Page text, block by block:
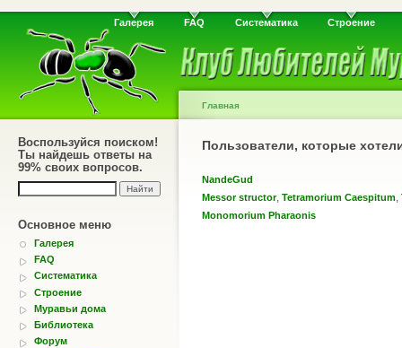
Галерея FAQ Систематика Строение
Воспользуйся поиском!
Ты найдешь ответы на
99% своих вопросов.
Основное меню
Галерея
FAQ
Систематика
Строение
Муравьи дома
Библиотека
Форум
Главная
Пользователи, которые
NandeGud
Messor structor, Tetramorium Caespitum,
Monomorium Pharaonis